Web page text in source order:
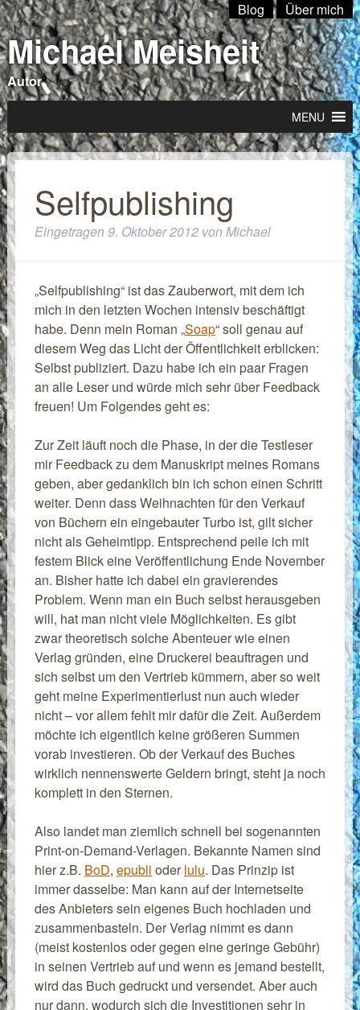
Blog Über mich
Michael Meisheit
Autor
MENU
Selfpublishing
Eingetragen9. Oktober 2012 vonMichael
„Selfpublishing“ ist das Zauberwort, mit dem ich
mich in den letzten Wochen intensiv beschäftigt
habe. Denn mein Roman „Soap“ soll genau auf
diesem Weg das Licht der Öffentlichkeit erblicken:
Selbst publiziert. Dazu habe ich ein paar Fragen
an alle Leser und würde mich sehr über Feedback
freuen! Um Folgendes geht es:
Zur Zeit läuft noch die Phase, in der die Testleser
mir Feedback zu dem Manuskript meines Romans
geben, aber gedanklich bin ich schon einen Schritt
weiter. Denn dass Weihnachten für den Verkauf
von Büchern ein eingebauter Turbo ist, gilt sicher
nicht als Geheimtipp. Entsprechend peile ich mit
festem Blick eine Veröffentlichung Ende November
an. Bisher hatte ich dabei ein gravierendes
Problem. Wenn man ein Buch selbst herausgeben
will, hat man nicht viele Möglichkeiten. Es gibt
zwar theoretisch solche Abenteuer wie einen
Verlag gründen, eine Druckerei beauftragen und
sich selbst um den Vertrieb kümmern, aber so weit
geht meine Experimentierlust nun auch wieder
nicht – vor allem fehlt mir dafür die Zeit. Außerdem
möchte ich eigentlich keine größeren Summen
vorab investieren. Ob der Verkauf des Buches
wirklich nennenswerte Geldern bringt, steht ja noch
komplett in den Sternen.
Also landet man ziemlich schnell bei sogenannten
Print-on-Demand-Verlagen. Bekannte Namen sind
hier z.B. BoD, epubli oderlulu. Das Prinzip ist
immer dasselbe: Man kann auf der Internetseite
des Anbieters sein eigenes Buch hochladen und
zusammenbasteln. Der Verlag nimmt es dann
(meist kostenlos oder gegen eine geringe Gebühr)
in seinen Vertrieb auf und wenn es jemand bestellt,
wird das Buch gedruckt und versendet. Aber auch
nur dann, wodurch sich die Investitionen sehr in